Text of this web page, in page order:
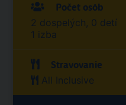
Počet osôb
2 dospelých, 0 detí
1 izba
Stravovanie
All Inclusive